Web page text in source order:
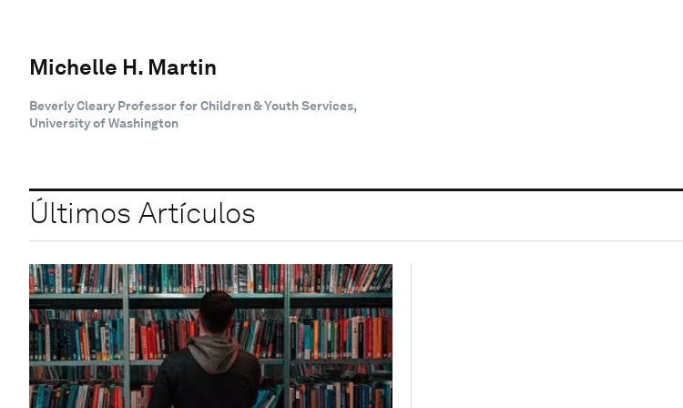
Michelle H. Martin
Beverly Cleary Professor for Children & Youth Services,
University of Washington
Últimos Artículos